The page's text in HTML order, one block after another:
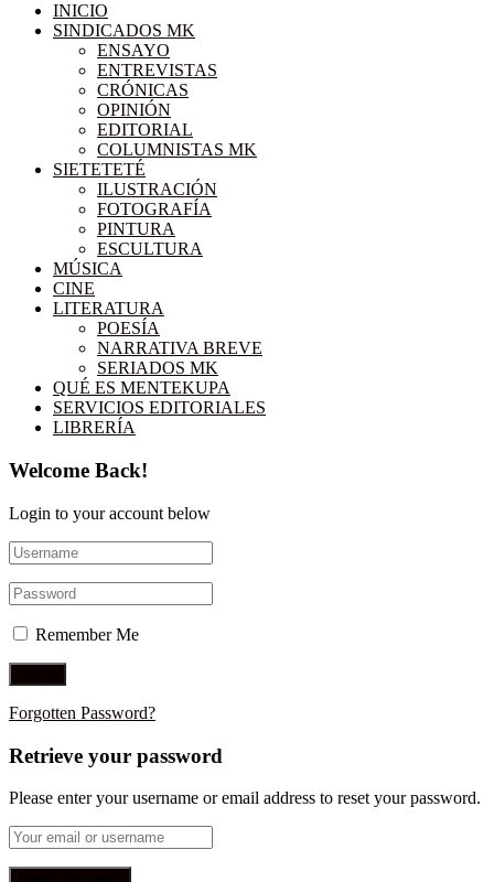
INICIO
SINDICADOS MK
ENSAYO
ENTREVISTAS
CRÓNICAS
OPINIÓN
EDITORIAL
COLUMNISTAS MK
SIETETETÉ
ILUSTRACIÓN
FOTOGRAFÍA
PINTURA
ESCULTURA
MÚSICA
CINE
LITERATURA
POESÍA
NARRATIVA BREVE
SERIADOS MK
QUÉ ES MENTEKUPA
SERVICIOS EDITORIALES
LIBRERÍA
Welcome Back!
Login to your account below
Remember Me
Forgotten Password?
Retrieve your password
Please enter your username or email address to reset your password.